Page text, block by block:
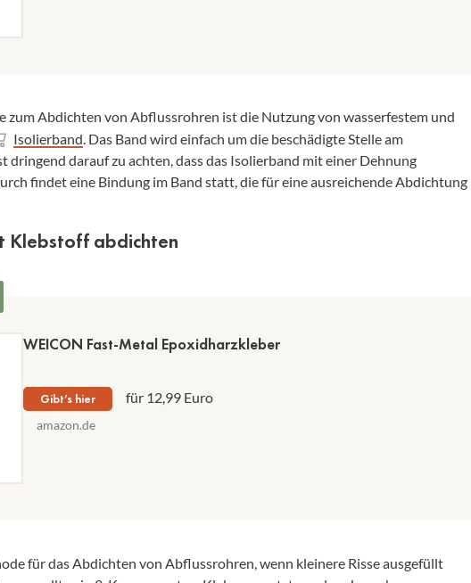
zum Abdichten von Abflussrohren ist die Nutzung von wasserfestem und
Isolierband . Das Band wird einfach um die beschädigte Stelle am
dringend darauf zu achten, dass das Isolierband mit einer Dehnung
findet eine Bindung im Band statt, die für eine ausreichende Abdichtung
Klebstoff abdichten
WEICON Fast-Metal Epoxidharzkleber
Gibt’s hier für 12,99 Euro
amazon.de
für das Abdichten von Abflussrohren, wenn kleinere Risse ausgefüllt